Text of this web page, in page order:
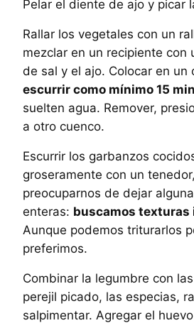
Pelar el diente de ajo y picar
Rallar los vegetales con un
mezclar en un recipiente con
de sal y el ajo. Colocar en un
escurrir como mínimo 15
suelten agua. Remover,
a otro cuenco.
Escurrir los garbanzos
groseramente con un
preocuparnos de dejar
enteras: buscamos texturas
Aunque podemos triturarlos
preferimos.
Combinar la legumbre con
perejil picado, las especias,
salpimentar. Agregar el